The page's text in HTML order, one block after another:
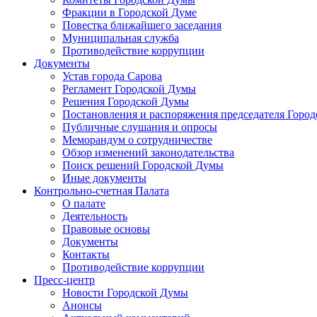
Фракции в Городской Думе
Повестка ближайшего заседания
Муниципальная служба
Противодействие коррупции
Документы
Устав города Сарова
Регламент Городской Думы
Решения Городской Думы
Постановления и распоряжения председателя
Публичные слушания и опросы
Меморандум о сотрудничестве
Обзор изменений законодательства
Поиск решений Городской Думы
Иные документы
Контрольно-счетная Палата
О палате
Деятельность
Правовые основы
Документы
Контакты
Противодействие коррупции
Пресс-центр
Новости Городской Думы
Анонсы